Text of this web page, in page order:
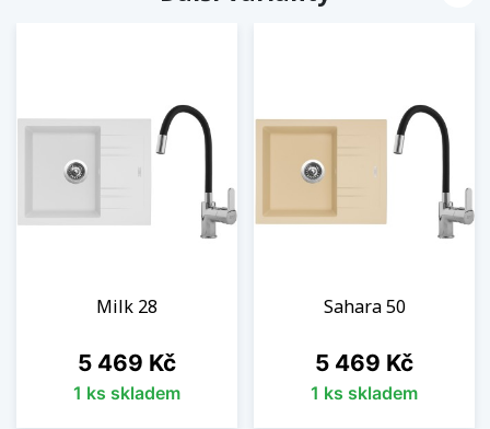
Milk 28
Cena
5 469 Kč
1 ks skladem
Sahara 50
Cena
5 469 Kč
1 ks skladem